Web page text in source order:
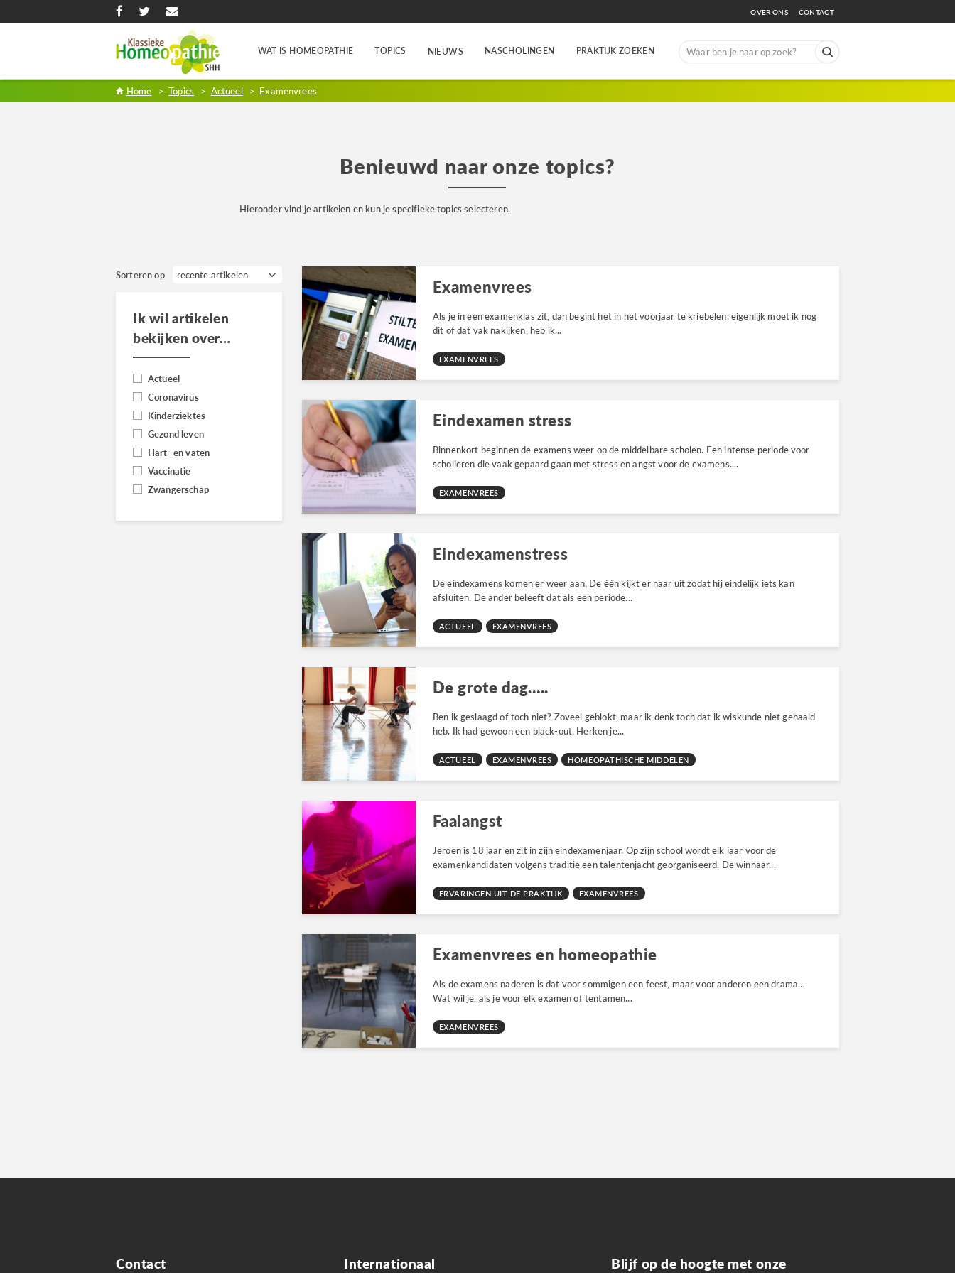
OVER ONS CONTACT
WAT IS HOMEOPATHIE TOPICS NIEUWS NASCHOLINGEN PRAKTIJK ZOEKEN
Search
Home > Topics > Actueel > Examenvrees
Benieuwd naar onze topics?
Hieronder vind je artikelen en kun je specifieke topics selecteren.
Sorteren op
Ik wil artikelen
bekijken over…
Actueel
Coronavirus
Kinderziektes
Gezond leven
Hart- en vaten
Vaccinatie
Zwangerschap
Examenvrees
Als je in een examenklas zit, dan begint het in het voorjaar te kriebelen: eigenlijk moet ik nog
dit of dat vak nakijken, heb ik...
EXAMENVREES
Eindexamen stress
Binnenkort beginnen de examens weer op de middelbare scholen. Een intense periode voor
scholieren die vaak gepaard gaan met stress en angst voor de examens....
EXAMENVREES
Eindexamenstress
De eindexamens komen er weer aan. De één kijkt er naar uit zodat hij eindelijk iets kan
afsluiten. De ander beleeft dat als een periode...
ACTUEEL EXAMENVREES
De grote dag…..
Ben ik geslaagd of toch niet? Zoveel geblokt, maar ik denk toch dat ik wiskunde niet gehaald
heb. Ik had gewoon een black-out. Herken je...
ACTUEEL EXAMENVREES HOMEOPATHISCHE MIDDELEN
Faalangst
Jeroen is 18 jaar en zit in zijn eindexamenjaar. Op zijn school wordt elk jaar voor de
examenkandidaten volgens traditie een talentenjacht georganiseerd. De winnaar...
ERVARINGEN UIT DE PRAKTIJK EXAMENVREES
Examenvrees en homeopathie
Als de examens naderen is dat voor sommigen een feest, maar voor anderen een drama…
Wat wil je, als je voor elk examen of tentamen...
EXAMENVREES
Contact Internationaal Blijf op de hoogte met onze